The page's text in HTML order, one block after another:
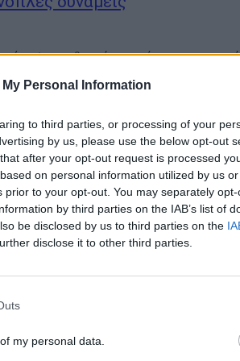
Personal Information
to third parties, or processing of your
by us, please use the below opt-out
after your opt-out request is processed
on personal information utilized by us
to your opt-out. You may separately
by third parties on the IAB’s list of
be disclosed by us to third parties on the
disclose it to other third parties.
my personal data.
με χθεσινή του απόφαση
εφαρμογής του διατάγματος Τραμπ, την
παίκτριες στο
Η απόφαση της Ομοσπονδίας
να αγωνίζονται στο γυναικείο
ανακοίνωσε η Ποδοσφαιρική Ομοσπονδία
τρανς γυναίκες δεν θα μπορούν πια...
διώχνει τους τρανς